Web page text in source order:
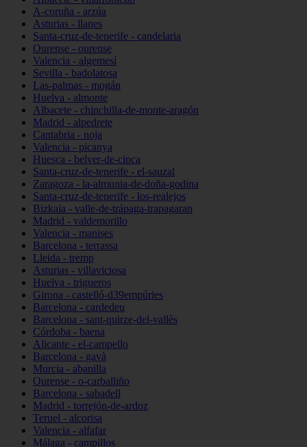
A-coruña - arzúa
Asturias - llanes
Santa-cruz-de-tenerife - candelaria
Ourense - ourense
Valencia - algemesí
Sevilla - badolatosa
Las-palmas - mogán
Huelva - almonte
Albacete - chinchilla-de-monte-aragón
Madrid - alpedrete
Cantabria - noja
Valencia - picanya
Huesca - belver-de-cinca
Santa-cruz-de-tenerife - el-sauzal
Zaragoza - la-almunia-de-doña-godina
Santa-cruz-de-tenerife - los-realejos
Bizkaia - valle-de-trápaga-trapagaran
Madrid - valdemorillo
Valencia - manises
Barcelona - terrassa
Lleida - tremp
Asturias - villaviciosa
Huelva - trigueros
Girona - castelló-d39empúries
Barcelona - cardedeu
Barcelona - sant-quirze-del-vallès
Córdoba - baena
Alicante - el-campello
Barcelona - gavà
Murcia - abanilla
Ourense - o-carballiño
Barcelona - sabadell
Madrid - torrejón-de-ardoz
Teruel - alcorisa
Valencia - alfafar
Málaga - campillos